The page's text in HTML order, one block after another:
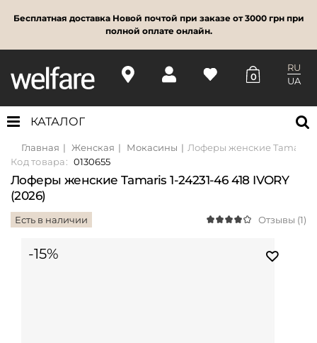
Бесплатная доставка Новой почтой при заказе от 3000 грн при
полной оплате онлайн.
0
RU
UA
КАТАЛОГ
Главная Женская Мокасины
Лоферы женские Tamaris 1-
Код товара: 0130655
Лоферы женские Tamaris 1-24231-46 418 IVORY
(2026)
Есть в наличии Отзывы (1)
-15%